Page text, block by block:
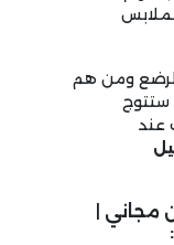
الرضع ومن هم
ستتوج
عند
|